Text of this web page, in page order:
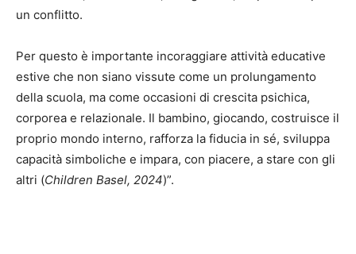
un conflitto.
Per questo è importante incoraggiare attività educative
estive che non siano vissute come un prolungamento
della scuola, ma come occasioni di crescita psichica,
corporea e relazionale. Il bambino, giocando, costruisce il
proprio mondo interno, rafforza la fiducia in sé, sviluppa
capacità simboliche e impara, con piacere, a stare con gli
altri (Children Basel, 2024)”.